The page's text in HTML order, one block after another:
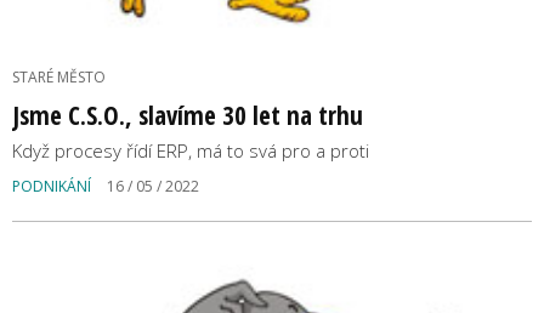
STARÉ MĚSTO
Jsme C.S.O., slavíme 30 let na trhu
Když procesy řídí ERP, má to svá pro a proti
PODNIKÁNÍ 16 / 05 / 2022